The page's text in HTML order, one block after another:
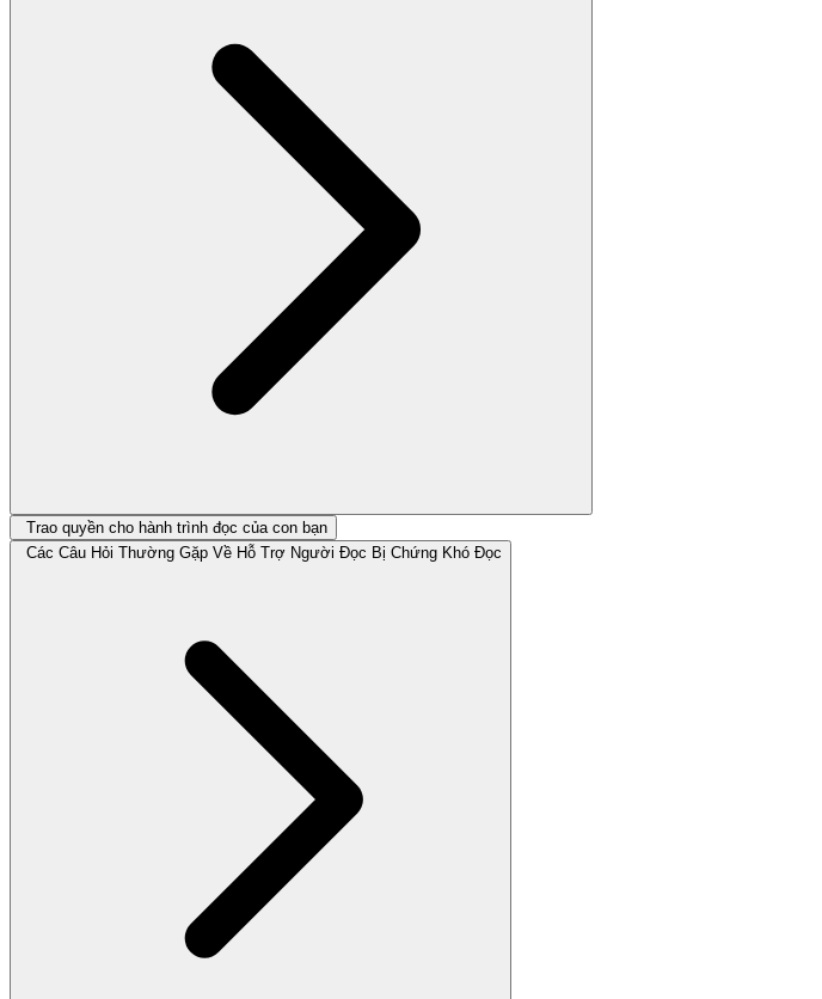
Trao quyền cho hành trình đọc của con bạn
Các Câu Hỏi Thường Gặp Về Hỗ Trợ Người Đọc Bị Chứng Khó Đọc